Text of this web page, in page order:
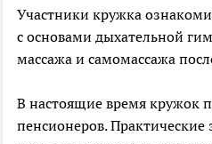
Участники кружка
с основами дыхательной
массажа и самомассажа
В настоящие время кружок
пенсионеров. Практические